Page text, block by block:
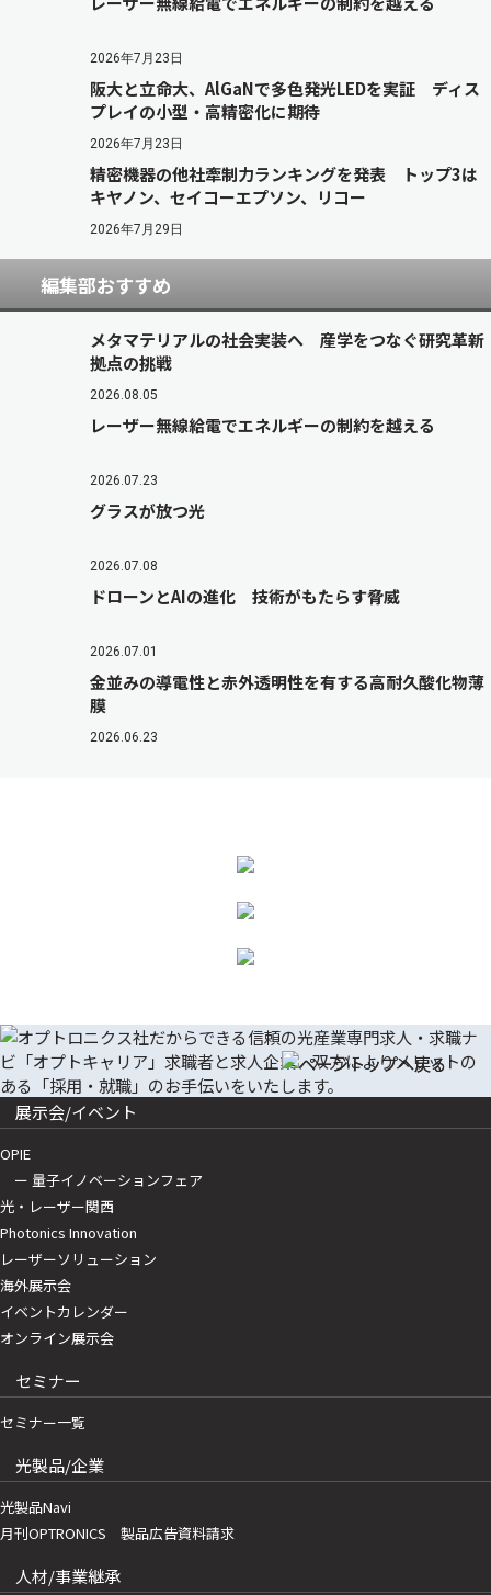
2026年7月23日
阪大と立命大、AlGaNで多色発光LEDを実証 ディス
プレイの小型・高精密化に期待
2026年7月23日
精密機器の他社牽制力ランキングを発表 トップ3は
キヤノン、セイコーエプソン、リコー
2026年7月29日
編集部おすすめ
メタマテリアルの社会実装へ 産学をつなぐ研究革新
拠点の挑戦
2026.08.05
レーザー無線給電でエネルギーの制約を越える
2026.07.23
グラスが放つ光
2026.07.08
ドローンとAIの進化 技術がもたらす脅威
2026.07.01
金並みの導電性と赤外透明性を有する高耐久酸化物薄
膜
2026.06.23
展示会/イベント
OPIE
ー 量子イノベーションフェア
光・レーザー関西
Photonics Innovation
レーザーソリューション
海外展示会
イベントカレンダー
オンライン展示会
セミナー
セミナー一覧
光製品/企業
光製品Navi
月刊OPTRONICS 製品広告資料請求
人材/事業継承